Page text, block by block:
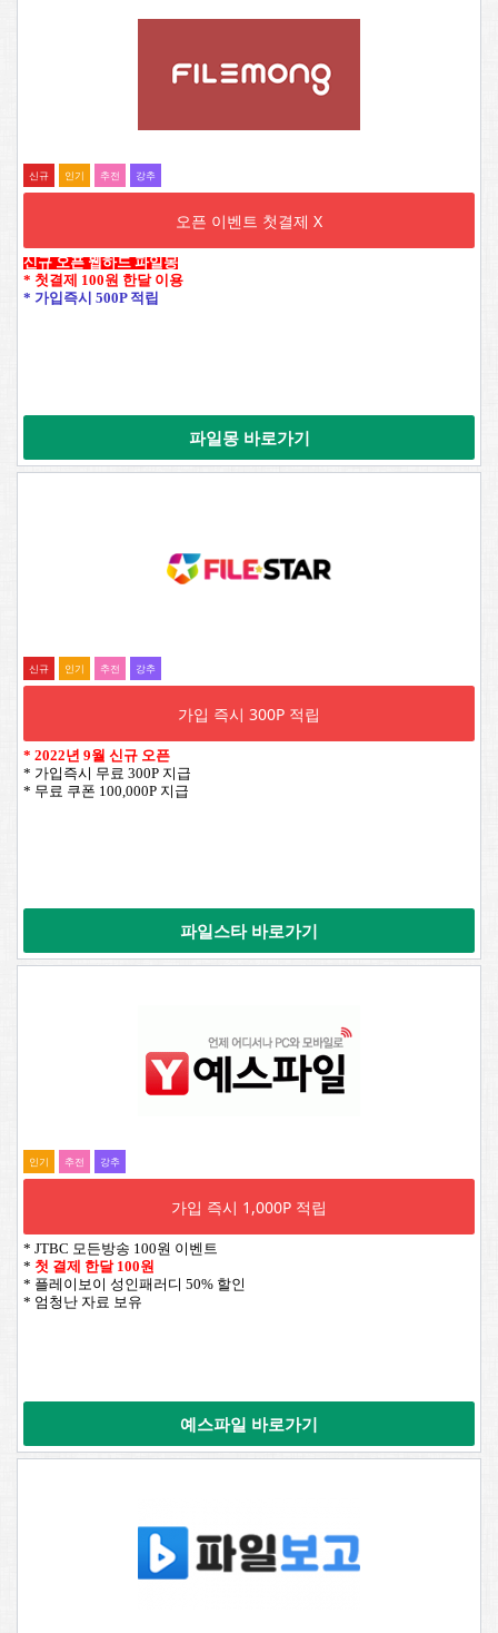
신규 인기 추전 강추
오픈 이벤트 첫결제 X
신규 오픈 웹하드 파일몽
* 첫결제 100원 한달 이용
* 가입즉시 500P 적립
파일몽 바로가기
신규 인기 추전 강추
가입 즉시 300P 적립
* 2022년 9월 신규 오픈
* 가입즉시 무료 300P 지급
* 무료 쿠폰 100,000P 지급
파일스타 바로가기
인기 추전 강추
가입 즉시 1,000P 적립
* JTBC 모든방송 100원 이벤트
* 첫 결제 한달 100원
* 플레이보이 성인패러디 50% 할인
* 엄청난 자료 보유
예스파일 바로가기